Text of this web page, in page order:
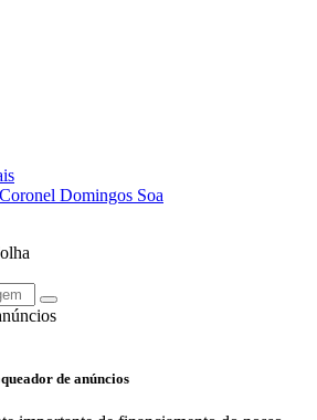
Domingos Soa
de anúncios